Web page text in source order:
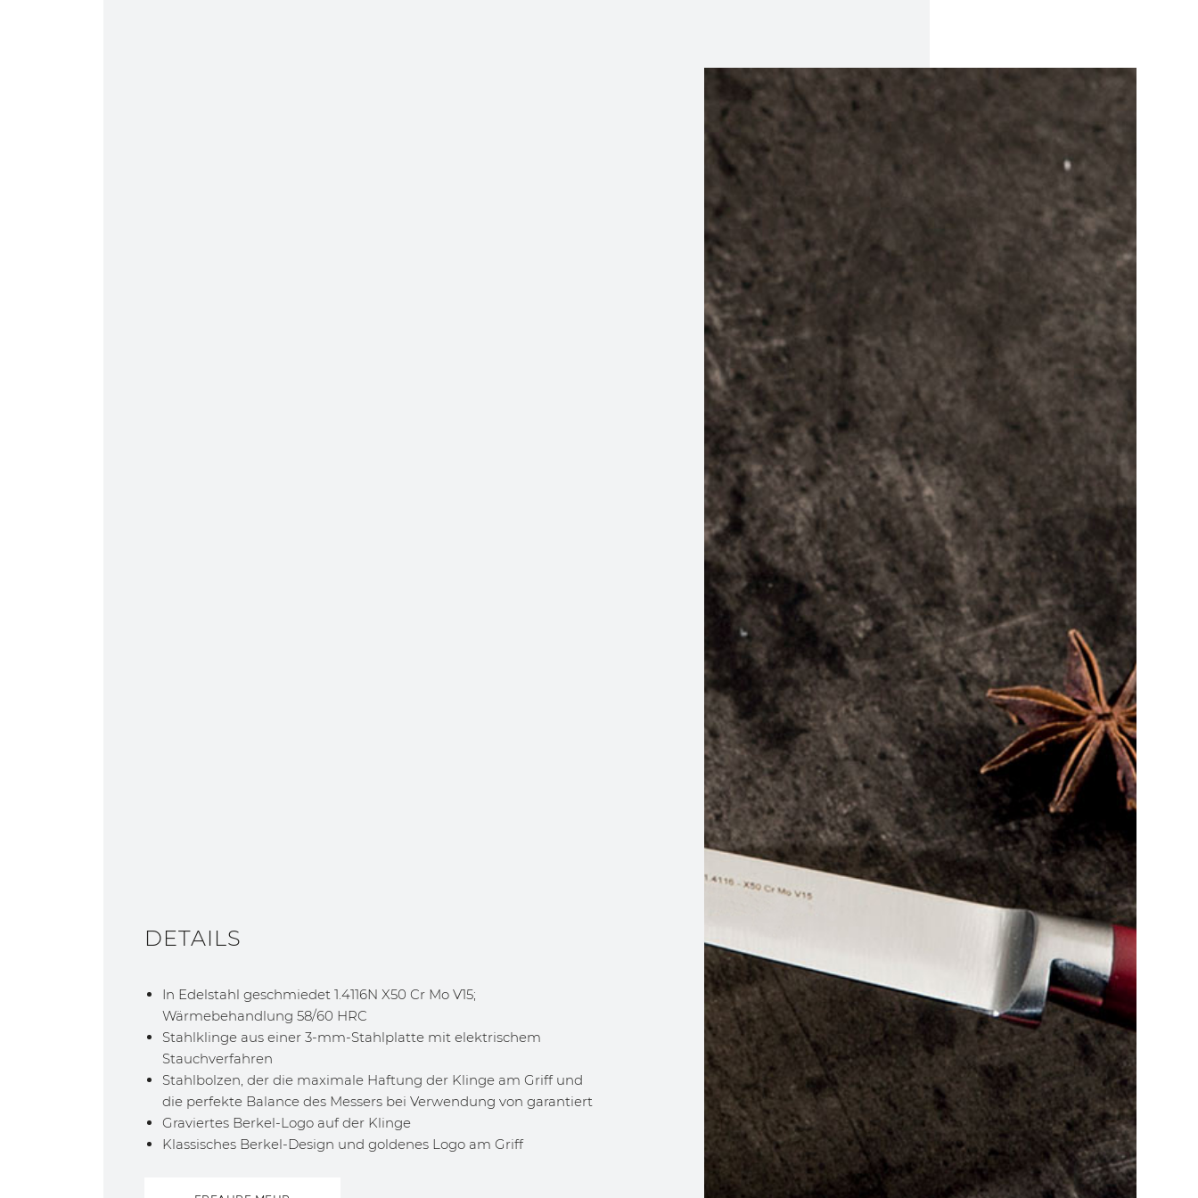
DETAILS
In Edelstahl geschmiedet 1.4116N X50 Cr Mo V15;
Wärmebehandlung 58/60 HRC
Stahlklinge aus einer 3-mm-Stahlplatte mit elektrischem
Stauchverfahren
Stahlbolzen, der die maximale Haftung der Klinge am Griff und
die perfekte Balance des Messers bei Verwendung von garantiert
Graviertes Berkel-Logo auf der Klinge
Klassisches Berkel-Design und goldenes Logo am Griff